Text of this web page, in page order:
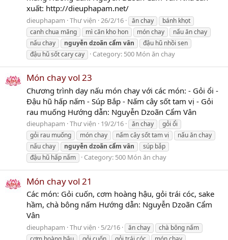
xuất: http://dieuphapam.net/
dieuphapam Thư viện 26/2/16 ăn chay
bánh khọt
canh chua măng
mì căn kho hon món chay
nấu ăn chay
nấu chay
nguyễn dzoãn cẩm vân
đậu hũ nhồi sen
đậu hũ sốt cary cay
Category: 500 Món ăn chay
Món chay vol 23
Chương trình dạy nấu món chay với các món: - Gỏi ổi -
Đậu hũ hấp nấm - Súp Bắp - Nấm cây sốt tam vị - Gỏi
rau muống Hướng dẫn: Nguyễn Dzoãn Cẩm Vân
dieuphapam Thư viện 19/2/16 ăn chay
gỏi ổi
gỏi rau muống
món chay nấm cây sốt tam vị
nấu ăn chay
nấu chay
nguyễn dzoãn cẩm vân
súp bắp
đậu hũ hấp nấm
Category: 500 Món ăn chay
Món chay vol 21
Các món: Gỏi cuốn, cơm hoàng hậu, gỏi trái cóc, sake
hầm, chà bông nấm Hướng dẫn: Nguyễn Dzoãn Cẩm
Vân
dieuphapam Thư viện 5/2/16 ăn chay
chà bông nấm